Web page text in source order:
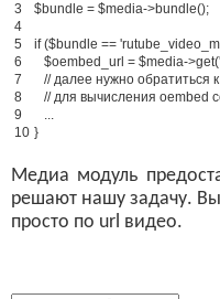
3
4
5
6
7
8
9
10
$bundle = $media->bundle();
if ($bundle ==
$oembed_url = $media->get(
// далее нужно обратиться
// для вычисления oembed
...
}
Медиа модуль
решают нашу задачу.
просто по url видео.